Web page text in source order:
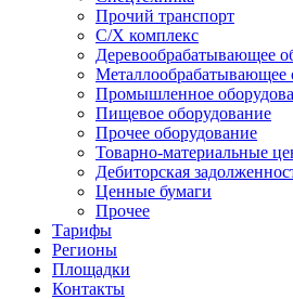
Прочий транспорт
С/Х комплекс
Деревообрабатывающее
Металлообрабатывающее
Промышленное
Пищевое оборудование
Прочее оборудование
Товарно-материальные
Дебиторская
Ценные бумаги
Прочее
Тарифы
Регионы
Площадки
Контакты